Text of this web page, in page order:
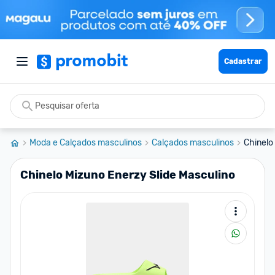
Cadastrar
Moda e Calçados masculinos Calçados masculinos Chinelo
Chinelo Mizuno Enerzy Slide Masculino